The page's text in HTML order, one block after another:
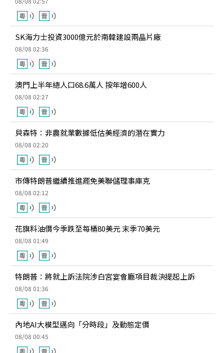
SK海力士投資3000億元於南韓建設兩晶片廠
08/08 02:36
澳門上半年總人口68.6萬人 按年增600人
08/08 02:27
貝森特：非農就業數據低估美經濟的潛在實力
08/08 02:20
市傳特朗普繼續推進罷免美聯儲理事庫克
08/08 02:12
花旗料油價今季跌至每桶80美元 末季70美元
08/08 01:49
特朗普：將就上訴法院涉白宮宴會廳項目裁決提起上訴
08/08 01:36
內地AI大模型邁向「分時段」及動態定價
08/08 00:45